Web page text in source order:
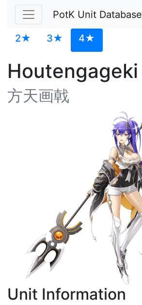
PotK Unit Database
2★ 3★ 4★
Houtengageki
方天画戟
Unit Information